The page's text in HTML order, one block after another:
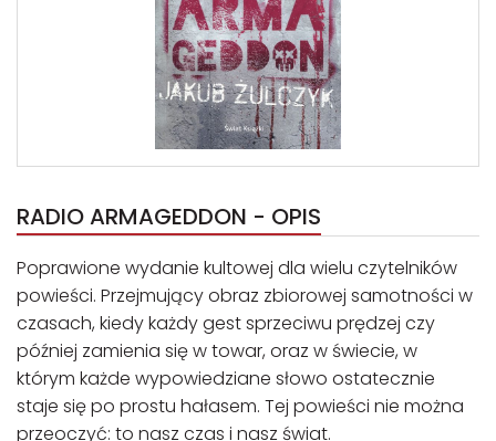
RADIO ARMAGEDDON - OPIS
Poprawione wydanie kultowej dla wielu czytelników
powieści. Przejmujący obraz zbiorowej samotności w
czasach, kiedy każdy gest sprzeciwu prędzej czy
później zamienia się w towar, oraz w świecie, w
którym każde wypowiedziane słowo ostatecznie
staje się po prostu hałasem. Tej powieści nie można
przeoczyć: to nasz czas i nasz świat.